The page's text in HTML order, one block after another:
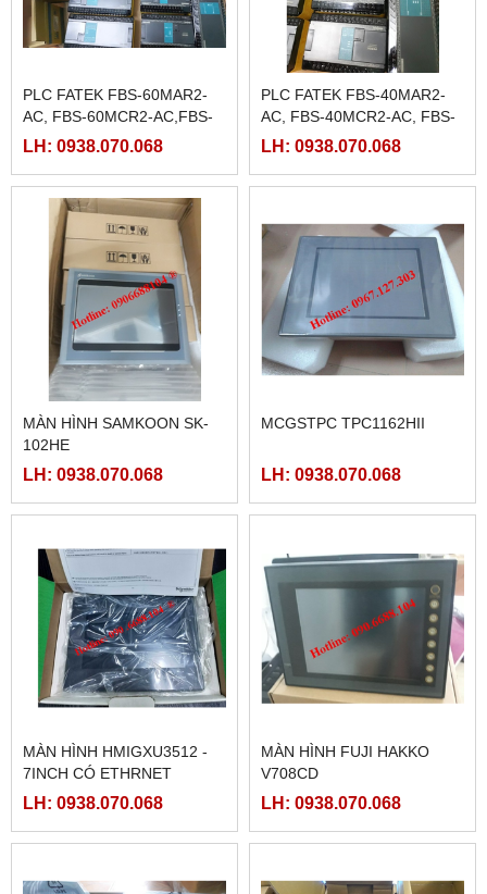
PLC FATEK FBS-60MAR2-
AC, FBS-60MCR2-AC,FBS-
60MAT2-AC, FBS-60MCT2-
LH: 0938.070.068
PLC FATEK FBS-40MAR2-
AC, FBS-40MCR2-AC, FBS-
40MCRT-AC, FBS-40MART-
LH: 0938.070.068
MÀN HÌNH SAMKOON SK-
102HE
LH: 0938.070.068
MCGSTPC TPC1162HII
LH: 0938.070.068
MÀN HÌNH HMIGXU3512 -
7INCH CÓ ETHRNET
LH: 0938.070.068
MÀN HÌNH FUJI HAKKO
V708CD
LH: 0938.070.068